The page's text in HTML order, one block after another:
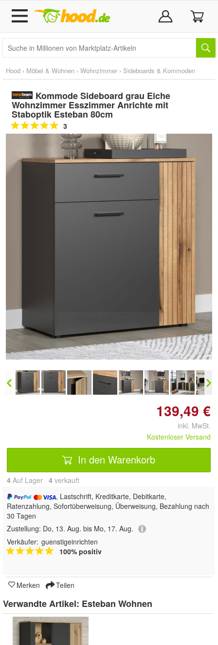
Hood › Möbel & Wohnen › Wohnzimmer › Sideboards & Kommoden
Kommode Sideboard grau Eiche
Wohnzimmer Esszimmer Anrichte mit
Staboptik Esteban 80cm
3
139,49 €
inkl. MwSt.
Kostenloser Versand
In den Warenkorb
4 Auf Lager 4 verkauft
, Lastschrift, Kreditkarte, Debitkarte,
Ratenzahlung, Sofortüberweisung, Überweisung, Bezahlung nach
30 Tagen
Zustellung: Do, 13. Aug. bis Mo, 17. Aug.
Verkäufer: guenstigeinrichten
100% positiv
Merken Teilen
Verwandte Artikel: Esteban Wohnen